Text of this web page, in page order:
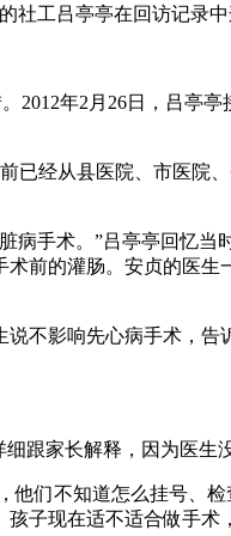
社工吕亭亭在回访记录中
2012年2月26日，吕亭
已经从县医院、市医院
病手术。”吕亭亭回忆当
前的灌肠。安贞的医生
不影响先心病手术，
跟家长解释，因为医生
他们不知道怎么挂号、
子现在适不适合做手术